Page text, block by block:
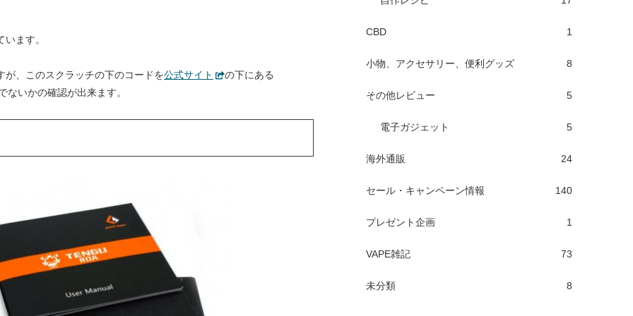
ます。
、このスクラッチの下のコードを公式サイト
の下にある
いかの確認が出来ます。
CBD 1
小物、アクセサリー、便利グッズ 8
その他レビュー 5
電子ガジェット 5
海外通販 24
セール・キャンペーン情報 140
プレゼント企画 1
VAPE雑記 73
未分類 8